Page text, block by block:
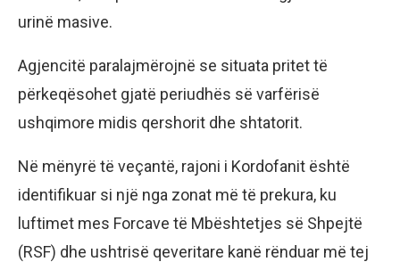
urinë masive.
Agjencitë paralajmërojnë se situata pritet të
përkeqësohet gjatë periudhës së varfërisë
ushqimore midis qershorit dhe shtatorit.
Në mënyrë të veçantë, rajoni i Kordofanit është
identifikuar si një nga zonat më të prekura, ku
luftimet mes Forcave të Mbështetjes së Shpejtë
(RSF) dhe ushtrisë qeveritare kanë rënduar më tej